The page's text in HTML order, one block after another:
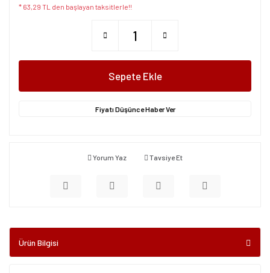
* 63,29 TL den başlayan taksitlerle!!
Sepete Ekle
Fiyatı Düşünce Haber Ver
Yorum Yaz Tavsiye Et
Ürün Bilgisi